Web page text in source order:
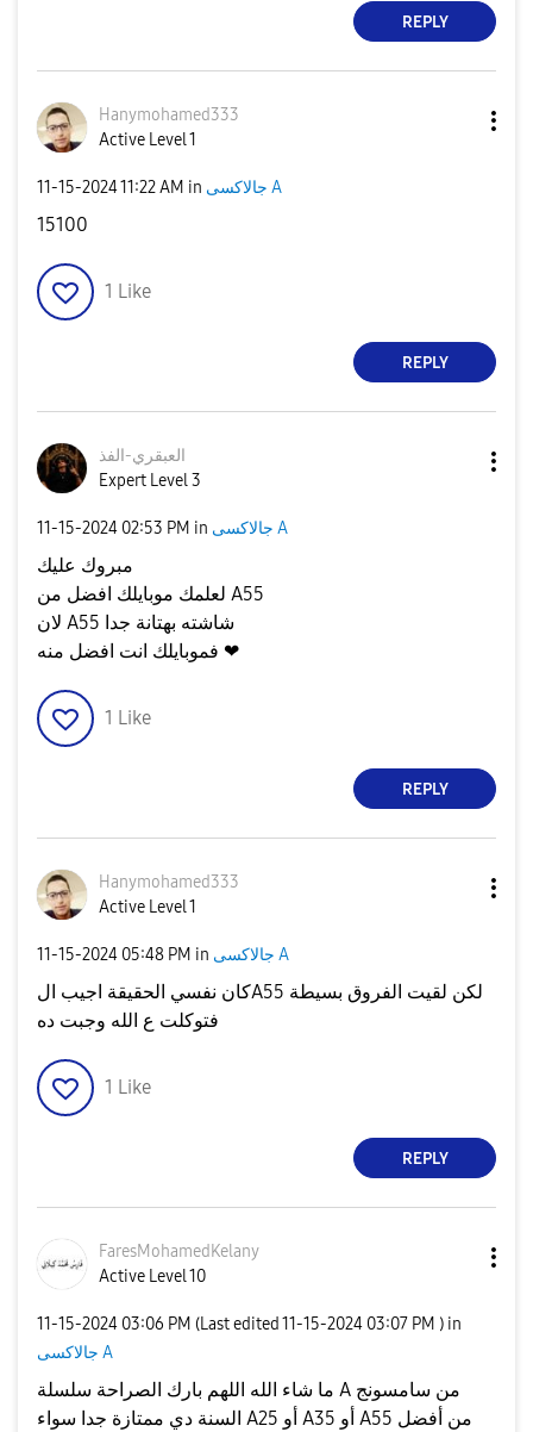
REPLY
Hanymohamed333
Active Level 1
‎11-15-202411:22 AM in جالاكسى A
15100
1 Like
REPLY
العبقري-الفذ
Expert Level 3
‎11-15-2024 02:53 PM in جالاكسى A
مبروك عليك
لعلمك موبايلك افضل من A55
لان A55 شاشته بهتانة جدا
فموبايلك انت افضل منه ❤
1 Like
REPLY
Hanymohamed333
Active Level 1
‎11-15-2024 05:48 PM in جالاكسى A
كان نفسي الحقيقة اجيب الA55 لكن لقيت الفروق بسيطة
فتوكلت ع الله وجبت ده
1 Like
REPLY
FaresMohamedKelany
Active Level 10
‎11-15-2024 03:06 PM (Last edited ‎11-15-2024 03:07 PM ) in
جالاكسى A
ما شاء الله اللهم بارك الصراحة سلسلة A من سامسونج
السنة دي ممتازة جدا سواء A25 أو A35 أو A55 من أفضل